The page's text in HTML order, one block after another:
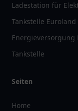
Ladestation für
Tankstelle Euroland
Energieversorgung
Tankstelle
Seiten
Home